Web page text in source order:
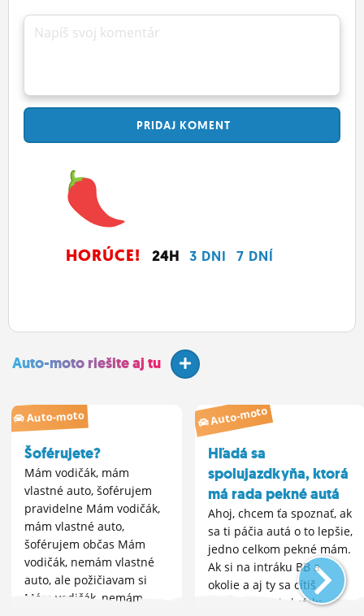
Napíš svoj komentár
PRIDAJ KOMENT
HORÚCE! 24H 3 DNI 7 DNÍ
Auto-moto riešite aj tu
Auto-moto
Šoférujete?
Mám vodičák, mám
vlastné auto, šoférujem
pravidelne Mám vodičák,
mám vlastné auto,
šoférujem občas Mám
vodičák, nemám vlastné
auto, ale požičiavam si
Mám vodičák, nemám
Auto-moto
Hľadá sa
spolujazdkyňa, ktorá
má rada pekné autá
Ahoj, chcem ťa spoznať, ak
sa ti páčia autá o to lepšie,
jedno celkom pekné mám.
Ak si na intráku BB a
okolie a aj ty sa cítiš
osamelo, že ti skrátka